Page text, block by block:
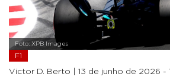
Foto: XPB Images
F1
Victor D. Berto | 13 de junho de 2026 -